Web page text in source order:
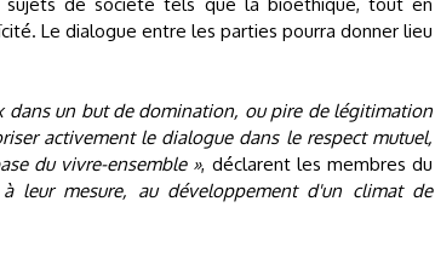
Le dialogue entre les parties pourra donner lieu
dans un but de domination, ou pire de légitimation
activement le dialogue dans le respect mutuel,
du vivre-ensemble », déclarent les membres du
leur mesure, au développement d'un climat de